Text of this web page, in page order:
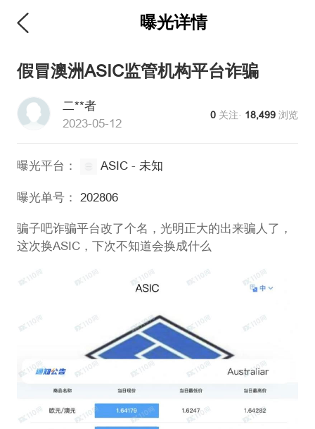
曝光详情
假冒澳洲ASIC监管机构平台诈骗
二**者
2023-05-12
0 关注· 18,499 浏览
曝光平台： ASIC- 未知
曝光单号： 202806
骗子吧诈骗平台改了个名，光明正大的出来骗人了，
这次换ASIC，下次不知道会换成什么